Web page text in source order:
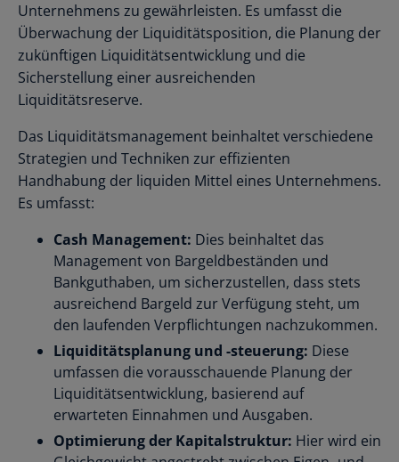
Unternehmens zu gewährleisten. Es umfasst die
Überwachung der Liquiditätsposition, die Planung der
zukünftigen Liquiditätsentwicklung und die
Sicherstellung einer ausreichenden
Liquiditätsreserve.
Das Liquiditätsmanagement beinhaltet verschiedene
Strategien und Techniken zur effizienten
Handhabung der liquiden Mittel eines Unternehmens.
Es umfasst:
Cash Management: Dies beinhaltet das
Management von Bargeldbeständen und
Bankguthaben, um sicherzustellen, dass stets
ausreichend Bargeld zur Verfügung steht, um
den laufenden Verpflichtungen nachzukommen.
Liquiditätsplanung und -steuerung: Diese
umfassen die vorausschauende Planung der
Liquiditätsentwicklung, basierend auf
erwarteten Einnahmen und Ausgaben.
Optimierung der Kapitalstruktur: Hier wird ein